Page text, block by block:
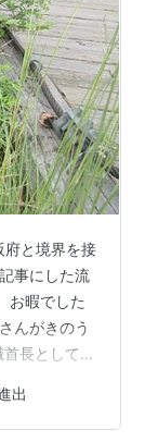
府と境界を接
事にした流
お暇でした
んがきのう
長としてお
長選に出る
けたように
出